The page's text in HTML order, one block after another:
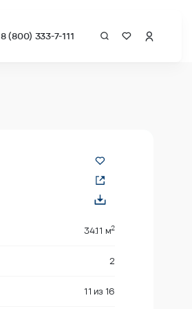
8 (800) 333-7-111
34.11 м2
2
11 из 16